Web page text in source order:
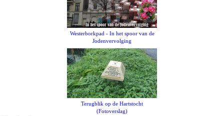
Westerborkpad - In het spoor van de
Jodenvervolging
Terugblik op de Hartstocht
(Fotoverslag)